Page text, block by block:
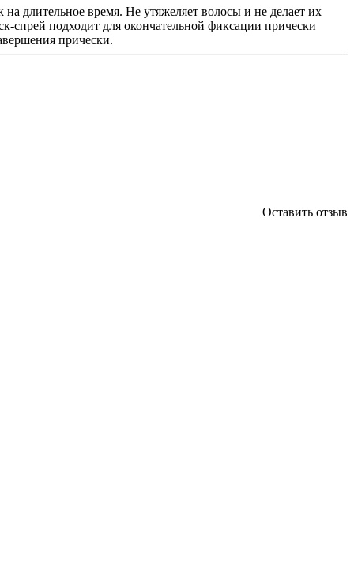
длительное время. Не утяжеляет волосы и не делает их
подходит для окончательной фиксации прически
прически.
Оставить отзыв